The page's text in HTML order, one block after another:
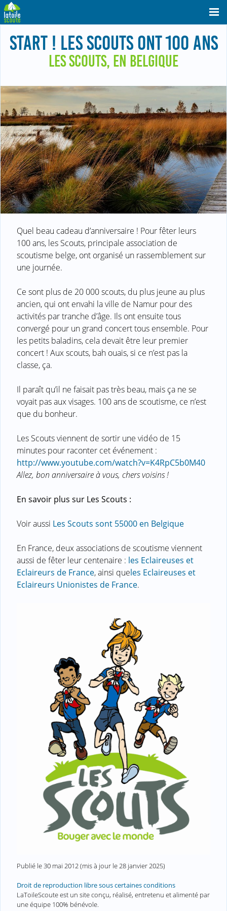
START ! LES SCOUTS ONT 100 ANS
LES SCOUTS, EN BELGIQUE
Quel beau cadeau d’anniversaire ! Pour fêter leurs
100 ans, les Scouts, principale association de
scoutisme belge, ont organisé un rassemblement sur
une journée.
Ce sont plus de 20 000 scouts, du plus jeune au plus
ancien, qui ont envahi la ville de Namur pour des
activités par tranche d’âge. Ils ont ensuite tous
convergé pour un grand concert tous ensemble. Pour
les petits baladins, cela devait être leur premier
concert ! Aux scouts, bah ouais, si ce n’est pas la
classe, ça.
Il paraît qu’il ne faisait pas très beau, mais ça ne se
voyait pas aux visages. 100 ans de scoutisme, ce n’est
que du bonheur.
Les Scouts viennent de sortir une vidéo de 15
minutes pour raconter cet événement :
http://www.youtube.com/watch?v=K4RpC5b0M40
Allez, bon anniversaire à vous, chers voisins !
En savoir plus sur Les Scouts :
Voir aussi Les Scouts sont 55000 en Belgique
En France, deux associations de scoutisme viennent
aussi de fêter leur centenaire : les Eclaireuses et
Eclaireurs de France, ainsi queles Eclaireuses et
Eclaireurs Unionistes de France.
Publié le30 mai 2012(mis à jour le28 janvier 2025)
Droit de reproduction libre sous certaines conditions
LaToileScoute est un site conçu, réalisé, entretenu et alimenté par
une équipe 100% bénévole.